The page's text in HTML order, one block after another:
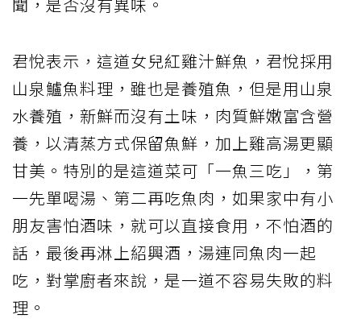
君悅表示，這道女兒紅雞汁鮮魚，君悅採用
山泉鱸魚料理，雖也是養殖魚，但是用山泉
水養殖，新鮮而沒有土味，肉質鮮嫩富含營
養，以清蒸方式保留魚鮮，加上雞高湯更顯
甘美。特別的是這道菜可「一魚三吃」，第
一先單喝湯、第二再吃魚肉，如果家中有小
朋友害怕酒味，就可以直接食用，不怕酒的
話，最後再淋上紹興酒，湯連同魚肉一起
吃，對掌廚者來說，是一道不容易失敗的料
理。